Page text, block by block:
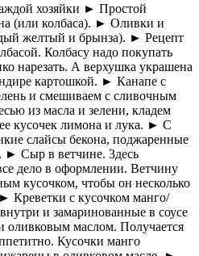
хозяйки ► Простой
(или колбаса). ► Оливки и
желтый и брынза). ► Рецепт
Колбасу надо покупать
нарезать. А верхушка украшена
картошкой. ► Канапе с
и смешиваем с сливочным
из масла и зелени, кладем
кусочек лимона и лука. ► С
слайсы бекона, поджаренные
► Сыр в ветчине. Здесь
дело в оформлении. Ветчину
кусочком, чтобы он несколько
Креветки с кусочком манго/
и замаринованные в соусе
оливковым маслом. Получается
Кусочки манго